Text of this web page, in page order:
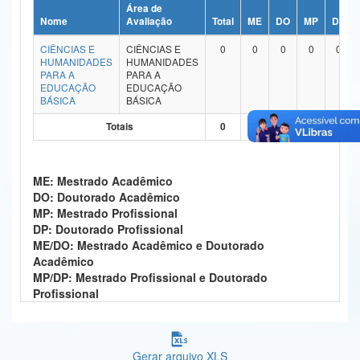
Ministério da Ciência, Tecnologia, Inovações e Comunicações
Ministério do Meio Ambiente
Ministério do Turismo
Ministério do Desenvolvimento Regional
Ministério da Mulher, da Família e dos Direitos Humanos
Secretaria-Geral
Secretaria de Governo
Gabinete de Segurança Institucional
Nome
Área de
Avaliação
Total ME DO MP DP
CIÊNCIAS E
HUMANIDADES
PARA A
EDUCAÇÃO
BÁSICA
CIÊNCIAS E
HUMANIDADES
PARA A
EDUCAÇÃO
BÁSICA
0 0 0 0 0
Totais 0 0 0 0 0
ME: Mestrado Acadêmico
DO: Doutorado Acadêmico
MP: Mestrado Profissional
DP: Doutorado Profissional
ME/DO: Mestrado Acadêmico e Doutorado
Acadêmico
MP/DP: Mestrado Profissional e Doutorado
Profissional
Gerar arquivo XLS